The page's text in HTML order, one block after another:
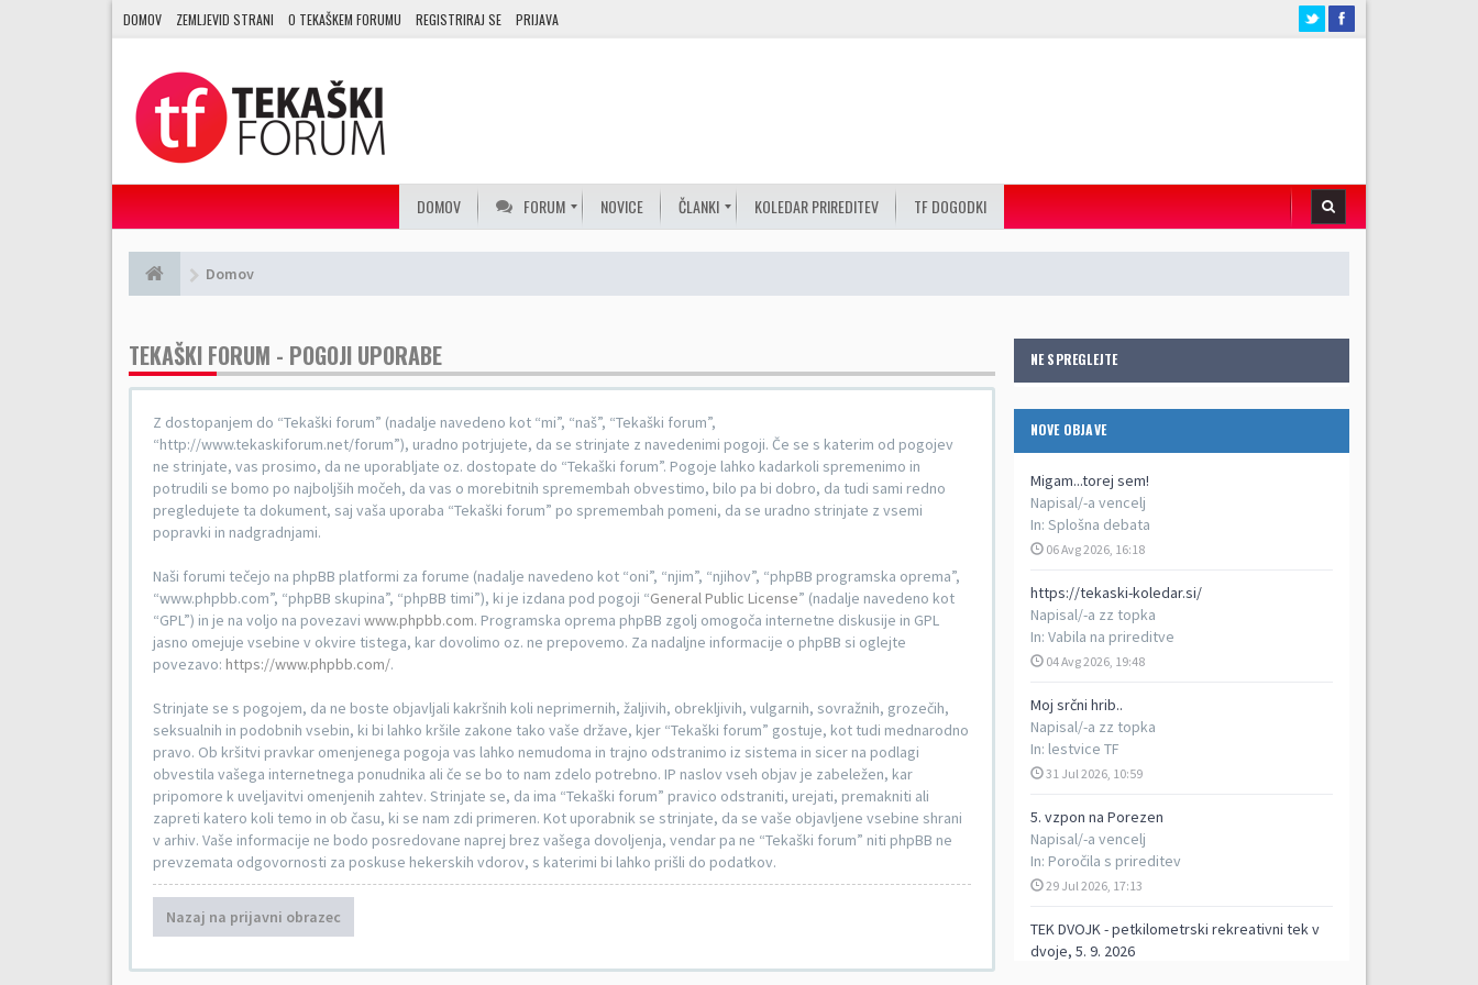
DOMOV ZEMLJEVID STRANI O TEKAŠKEM FORUMU REGISTRIRAJ SE PRIJAVA
DOMOV FORUM NOVICE ČLANKI KOLEDAR PRIREDITEV TF DOGODKI
Domov
NE SPREGLEJTE
NOVE OBJAVE
Migam...torej sem!
Napisal/-a vencelj
In: Splošna debata
06 Avg 2026, 16:18
https://tekaski-koledar.si/
Napisal/-a zz topka
In: Vabila na prireditve
04 Avg 2026, 19:48
Moj srčni hrib..
Napisal/-a zz topka
In: lestvice TF
31 Jul 2026, 10:59
5. vzpon na Porezen
Napisal/-a vencelj
In: Poročila s prireditev
29 Jul 2026, 17:13
TEK DVOJK - petkilometrski rekreativni tek v
dvoje, 5. 9. 2026
TEKAŠKI FORUM - POGOJI UPORABE
Z dostopanjem do “Tekaški forum” (nadalje navedeno kot “mi”, “naš”, “Tekaški forum”,
“http://www.tekaskiforum.net/forum”), uradno potrjujete, da se strinjate z navedenimi pogoji. Če se s katerim od pogojev
ne strinjate, vas prosimo, da ne uporabljate oz. dostopate do “Tekaški forum”. Pogoje lahko kadarkoli spremenimo in
potrudili se bomo po najboljših močeh, da vas o morebitnih spremembah obvestimo, bilo pa bi dobro, da tudi sami redno
pregledujete ta dokument, saj vaša uporaba “Tekaški forum” po spremembah pomeni, da se uradno strinjate z vsemi
popravki in nadgradnjami.
Naši forumi tečejo na phpBB platformi za forume (nadalje navedeno kot “oni”, “njim”, “njihov”, “phpBB programska oprema”,
“www.phpbb.com”, “phpBB skupina”, “phpBB timi”), ki je izdana pod pogoji “General Public License” (nadalje navedeno kot
“GPL”) in je na voljo na povezavi www.phpbb.com. Programska oprema phpBB zgolj omogoča internetne diskusije in GPL
jasno omejuje vsebine v okvire tistega, kar dovolimo oz. ne prepovemo. Za nadaljne informacije o phpBB si oglejte
povezavo: https://www.phpbb.com/.
Strinjate se s pogojem, da ne boste objavljali kakršnih koli neprimernih, žaljivih, obrekljivih, vulgarnih, sovražnih, grozečih,
seksualnih in podobnih vsebin, ki bi lahko kršile zakone tako vaše države, kjer “Tekaški forum” gostuje, kot tudi mednarodno
pravo. Ob kršitvi pravkar omenjenega pogoja vas lahko nemudoma in trajno odstranimo iz sistema in sicer na podlagi
obvestila vašega internetnega ponudnika ali če se bo to nam zdelo potrebno. IP naslov vseh objav je zabeležen, kar
pripomore k uveljavitvi omenjenih zahtev. Strinjate se, da ima “Tekaški forum” pravico odstraniti, urejati, premakniti ali
zapreti katero koli temo in ob času, ki se nam zdi primeren. Kot uporabnik se strinjate, da se vaše objavljene vsebine shrani
v arhiv. Vaše informacije ne bodo posredovane naprej brez vašega dovoljenja, vendar pa ne “Tekaški forum” niti phpBB ne
prevzemata odgovornosti za poskuse hekerskih vdorov, s katerimi bi lahko prišli do podatkov.
Nazaj na prijavni obrazec